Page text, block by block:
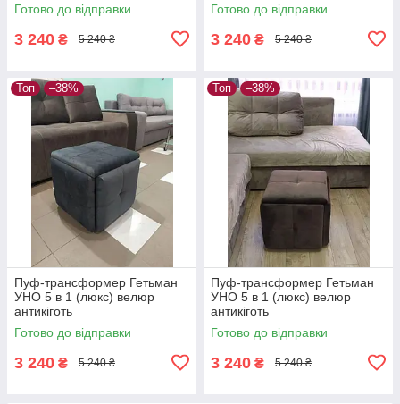
Готово до відправки
3 240 ₴ 5 240 ₴
Готово до відправки
3 240 ₴ 5 240 ₴
Топ –38%
Пуф-трансформер Гетьман
УНО 5 в 1 (люкс) велюр
антикіготь
Готово до відправки
3 240 ₴ 5 240 ₴
Топ –38%
Пуф-трансформер Гетьман
УНО 5 в 1 (люкс) велюр
антикіготь
Готово до відправки
3 240 ₴ 5 240 ₴